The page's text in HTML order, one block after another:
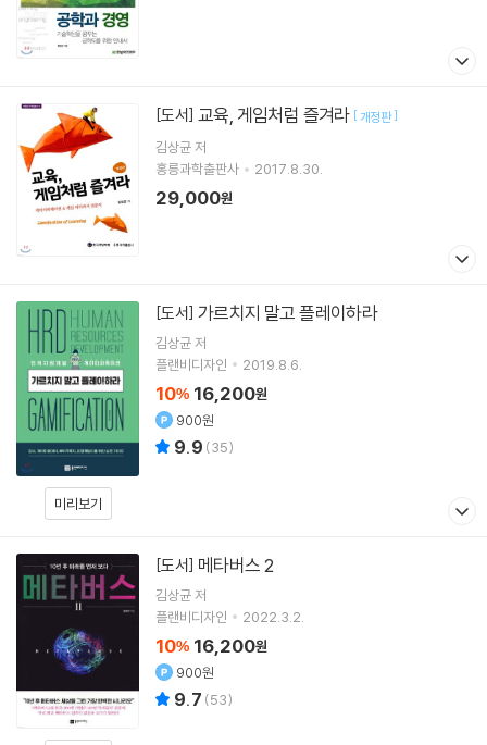
[도서] 교육, 게임처럼 즐겨라 [개정판]
김상균저
홍릉과학출판사
2017.8.30.
29,000원
미리보기
[도서] 가르치지 말고 플레이하라
김상균저
플랜비디자인
2019.8.6.
10% 16,200원
900원
9.9 (35)
[도서] 메타버스 2
김상균저
플랜비디자인
2022.3.2.
10% 16,200원
900원
9.7 (53)